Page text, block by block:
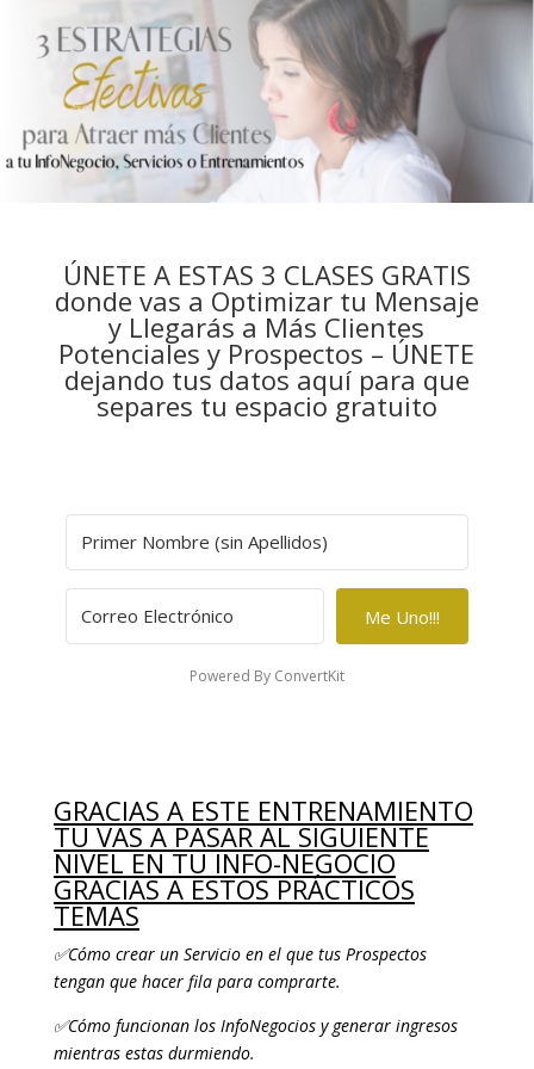
ÚNETE A ESTAS 3 CLASES GRATIS
donde vas a Optimizar tu Mensaje
y Llegarás a Más Clientes
Potenciales y Prospectos – ÚNETE
dejando tus datos aquí para que
separes tu espacio gratuito
Me Uno!!!
Powered By ConvertKit
GRACIAS A ESTE ENTRENAMIENTO
TU VAS A PASAR AL SIGUIENTE
NIVEL EN TU INFO-NEGOCIO
GRACIAS A ESTOS PRÁCTICOS
TEMAS
✅Cómo crear un Servicio en el que tus Prospectos
tengan que hacer fila para comprarte.
✅Cómo funcionan los InfoNegocios y generar ingresos
mientras estas durmiendo.